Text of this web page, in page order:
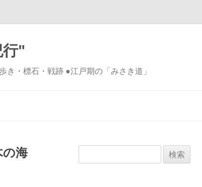
"
・標石・戦跡 ●江戸期の「みさき道」
海
索: